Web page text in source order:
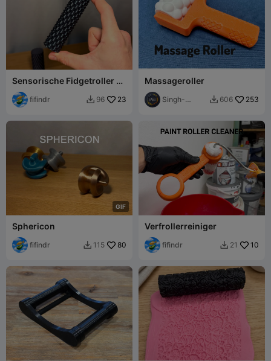
Sensorische Fidgetroller -
Met kuiltjes
fifindr  96 23
Massageroller
Singh-
 606 253
GIF
Sphericon
fifindr  115 80
Verfrollerreiniger
fifindr  21 10